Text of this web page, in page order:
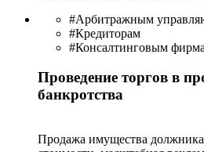
#Арбитражным
#Кредиторам
#Консалтинговым
Проведение торгов в
банкротства
Продажа имущества